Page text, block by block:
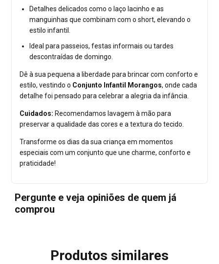
Detalhes delicados como o laço lacinho e as
manguinhas que combinam com o short, elevando o
estilo infantil.
Ideal para passeios, festas informais ou tardes
descontraídas de domingo.
Dê à sua pequena a liberdade para brincar com conforto e
estilo, vestindo o Conjunto Infantil Morangos, onde cada
detalhe foi pensado para celebrar a alegria da infância.
Cuidados: Recomendamos lavagem à mão para
preservar a qualidade das cores e a textura do tecido.
Transforme os dias da sua criança em momentos
especiais com um conjunto que une charme, conforto e
praticidade!
Pergunte e veja opiniões de quem já
comprou
Produtos similares